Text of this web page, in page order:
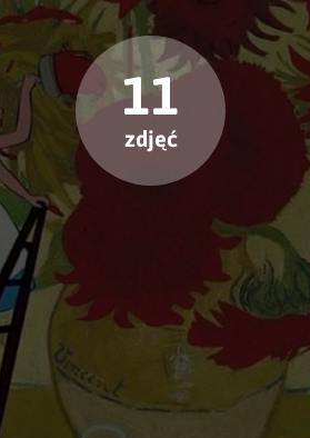
11
zdjęć